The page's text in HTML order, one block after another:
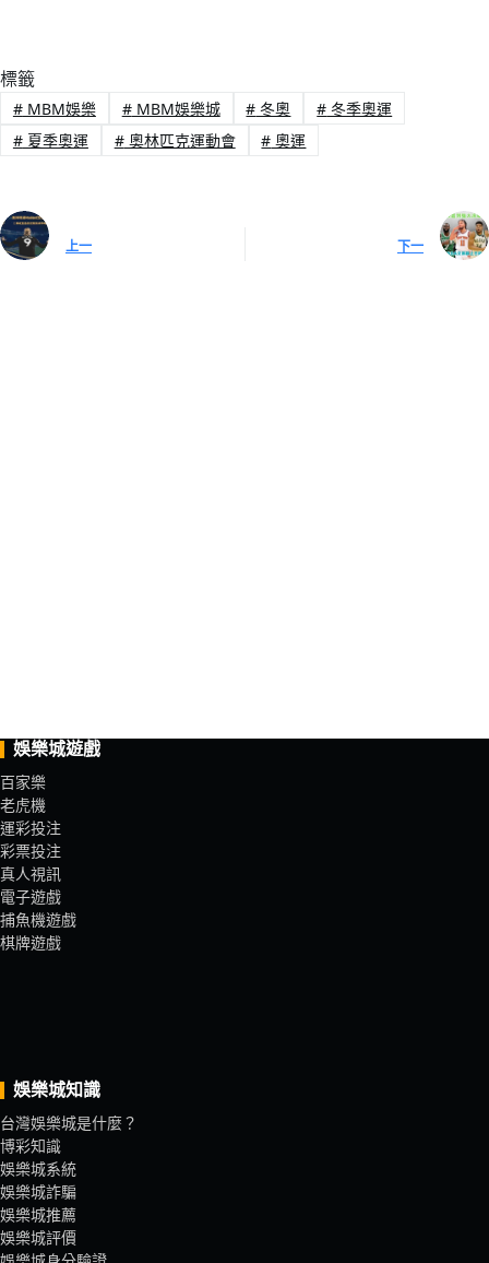
標籤
#MBM娛樂 #MBM娛樂城 # 冬奧 # 冬季奧運
#夏季奧運 #奧林匹克運動會 # 奧運
上一 下一
娛樂城遊戲
百家樂
老虎機
運彩投注
彩票投注
真人視訊
電子遊戲
捕魚機遊戲
棋牌遊戲
娛樂城知識
台灣娛樂城是什麼？
博彩知識
娛樂城系統
娛樂城詐騙
娛樂城推薦
娛樂城評價